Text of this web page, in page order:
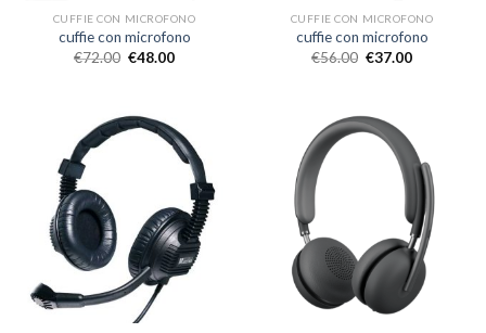
CUFFIE CON MICROFONO
cuffie con microfono
€72.00 €48.00
CUFFIE CON MICROFONO
cuffie con microfono
€56.00 €37.00